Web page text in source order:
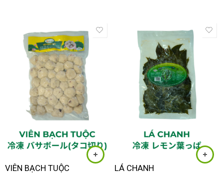
VIÊN BẠCH TUỘC
LÁ CHANH